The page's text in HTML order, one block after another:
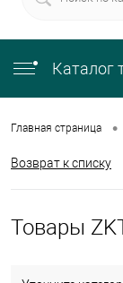
Каталог
Главная страница •
Возврат к списку
Товары